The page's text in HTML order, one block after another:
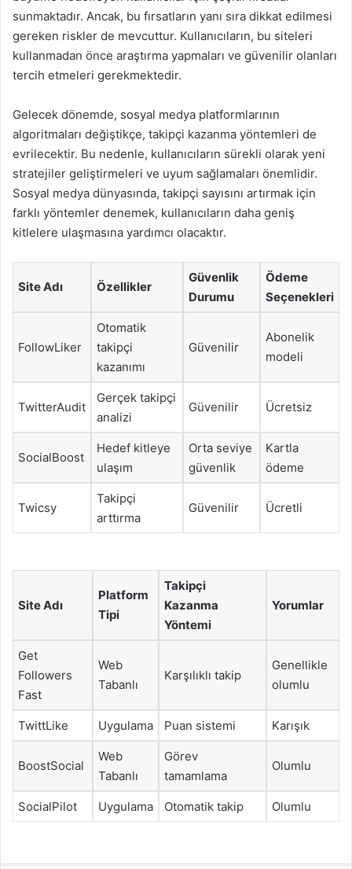
sunmaktadır. Ancak, bu fırsatların yanı sıra dikkat edilmesi
gereken riskler de mevcuttur. Kullanıcıların, bu siteleri
kullanmadan önce araştırma yapmaları ve güvenilir olanları
tercih etmeleri gerekmektedir.
Gelecek dönemde, sosyal medya platformlarının
algoritmaları değiştikçe, takipçi kazanma yöntemleri de
evrilecektir. Bu nedenle, kullanıcıların sürekli olarak yeni
stratejiler geliştirmeleri ve uyum sağlamaları önemlidir.
Sosyal medya dünyasında, takipçi sayısını artırmak için
farklı yöntemler denemek, kullanıcıların daha geniş
kitlelere ulaşmasına yardımcı olacaktır.
Site Adı Özellikler
Güvenlik
Durumu
Ödeme
Seçenekleri
FollowLiker
Otomatik
takipçi
kazanımı
Güvenilir
Abonelik
modeli
TwitterAudit
Gerçek takipçi
analizi
Güvenilir Ücretsiz
SocialBoost
Hedef kitleye
ulaşım
Orta seviye
güvenlik
Kartla
ödeme
Twicsy
Takipçi
arttırma
Güvenilir Ücretli
Site Adı
Platform
Tipi
Takipçi
Kazanma
Yöntemi
Yorumlar
Get
Followers
Fast
Web
Tabanlı
Karşılıklı takip
Genellikle
olumlu
TwittLike Uygulama Puan sistemi Karışık
BoostSocial
Web
Tabanlı
Görev
tamamlama
Olumlu
SocialPilot Uygulama Otomatik takip Olumlu